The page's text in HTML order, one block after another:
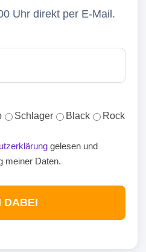
Uhr direkt per E-Mail.
Schlager Black Rock
gelesen und
meiner Daten.
DABEI